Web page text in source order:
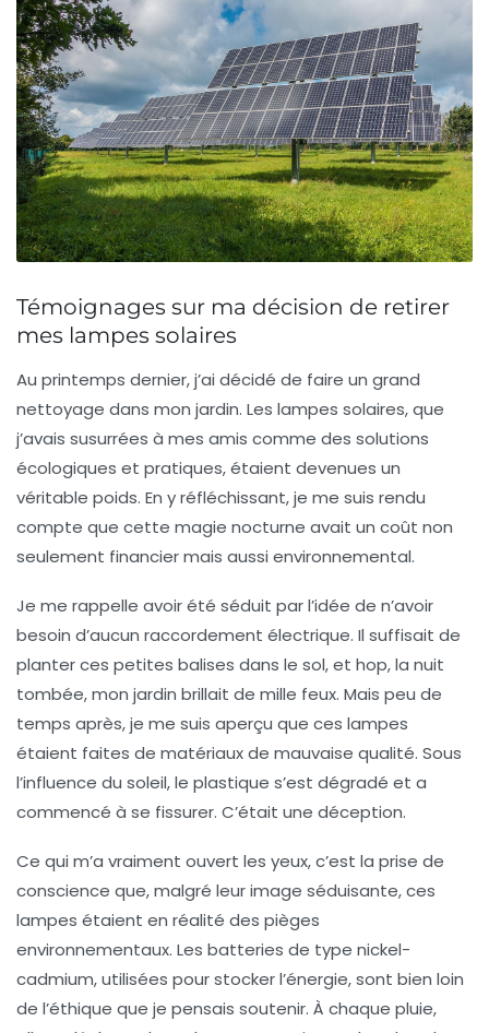
Témoignages sur ma décision de retirer
mes lampes solaires
Au printemps dernier, j’ai décidé de faire un grand
nettoyage dans mon jardin. Les lampes solaires, que
j’avais susurrées à mes amis comme des solutions
écologiques et pratiques, étaient devenues un
véritable poids. En y réfléchissant, je me suis rendu
compte que cette magie nocturne avait un coût non
seulement financier mais aussi environnemental.
Je me rappelle avoir été séduit par l’idée de n’avoir
besoin d’aucun raccordement électrique. Il suffisait de
planter ces petites balises dans le sol, et hop, la nuit
tombée, mon jardin brillait de mille feux. Mais peu de
temps après, je me suis aperçu que ces lampes
étaient faites de matériauxde mauvaise qualité. Sous
l’influence du soleil, le plastique s’est dégradé et a
commencé à se fissurer. C’était une déception.
Ce qui m’a vraiment ouvert les yeux, c’est la prise de
conscience que, malgré leur image séduisante, ces
lampes étaient en réalité des pièges
environnementaux. Les batteries de type nickel-
cadmium, utilisées pour stocker l’énergie, sont bien loin
de l’éthique que je pensais soutenir. À chaque pluie,